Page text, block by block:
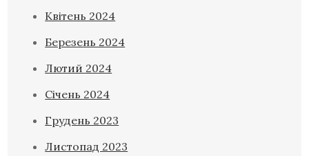
Квітень 2024
Березень 2024
Лютий 2024
Січень 2024
Грудень 2023
Листопад 2023